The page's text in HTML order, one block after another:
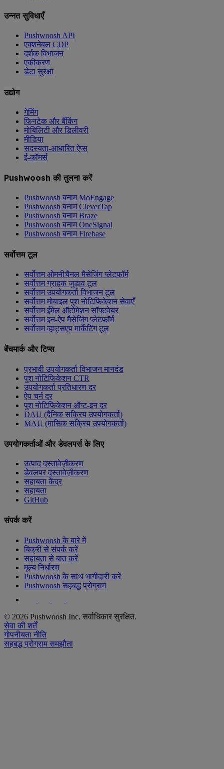
उन्नत सुविधाएँ
Pushwoosh API
एक्शनेबल CDP
दर्शक विभाजन
एकीकरण
डेटा सुरक्षा
उद्योग
गेमिंग
फिनटेक और बैंकिंग
मोबिलिटी और डिलीवरी
मीडिया
सदस्यता-आधारित ऐप्स
ई-कॉमर्स
Pushwoosh की तुलना करें
Pushwoosh बनाम MoEngage
Pushwoosh बनाम CleverTap
Pushwoosh बनाम Braze
Pushwoosh बनाम OneSignal
Pushwoosh बनाम Firebase
सर्वोत्तम टूल
सर्वोत्तम ओमनीचैनल मैसेजिंग प्लेटफॉर्म
सर्वोत्तम ग्राहक जुड़ाव टूल
सर्वोत्तम उपयोगकर्ता विभाजन टूल
सर्वोत्तम मोबाइल पुश नोटिफिकेशन सेवाएँ
सर्वोत्तम ईमेल ऑटोमेशन सॉफ्टवेयर
सर्वोत्तम इन-ऐप मैसेजिंग प्लेटफॉर्म
सर्वोत्तम व्हाट्सएप मार्केटिंग टूल
बेंचमार्क और टिप्स
प्रभावी उपयोगकर्ता विभाजन मानदंड
पुश नोटिफिकेशन CTR
उपयोगकर्ता प्रतिधारण दर
ऐप चर्न दर
पुश नोटिफिकेशन ऑप्ट-इन दर
DAU (दैनिक सक्रिय उपयोगकर्ता)
MAU (मासिक सक्रिय उपयोगकर्ता)
उपयोगकर्ताओं और डेवलपर्स के लिए
उत्पाद दस्तावेज़ीकरण
डेवलपर दस्तावेज़ीकरण
सहायता केंद्र
सहायता
GitHub
संपर्क करें
Pushwoosh के बारे में
बिक्री से संपर्क करें
सहायता से बात करें
मूल्य निर्धारण
Pushwoosh के साथ भागीदारी करें
Pushwoosh सहबद्ध प्रोग्राम
© 2026 Pushwoosh Inc. सर्वाधिकार सुरक्षित.
सेवा की शर्तें
गोपनीयता नीति
सहबद्ध प्रोग्राम समझौता